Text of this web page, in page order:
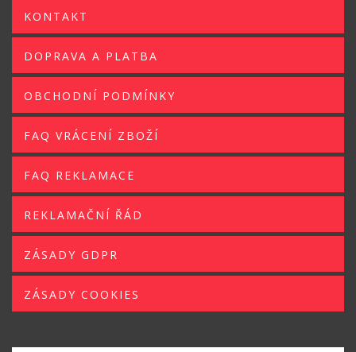
KONTAKT
DOPRAVA A PLATBA
OBCHODNÍ PODMÍNKY
FAQ VRÁCENÍ ZBOŽÍ
FAQ REKLAMACE
REKLAMAČNÍ ŘÁD
ZÁSADY GDPR
ZÁSADY COOKIES